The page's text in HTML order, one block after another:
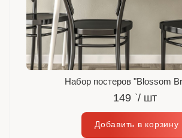
Набор постеров "Blossom
149`/ шт